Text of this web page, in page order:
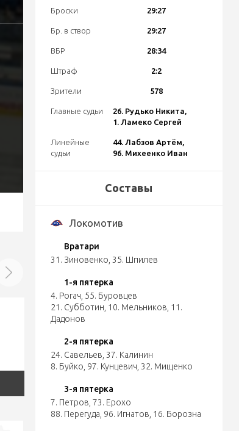
Броски 29:27
Бр. в створ 29:27
ВБР 28:34
Штраф 2:2
Зрители 578
Главные судьи
26. Рудько Никита,
1. Ламеко Сергей
Линейные
судьи
44. Лабзов Артём,
96. Михеенко Иван
Составы
Локомотив
Вратари
31. Зиновенко 35. Шпилев
1-я пятерка
4. Рогач 55. Буровцев
21. Субботин 10. Мельников 11.
Дадонов
2-я пятерка
24. Савельев 37. Калинин
8. Буйко 97. Кунцевич 32. Мищенко
3-я пятерка
7. Петров 73. Ерохо
88. Перегуда 96. Игнатов 16. Борозна